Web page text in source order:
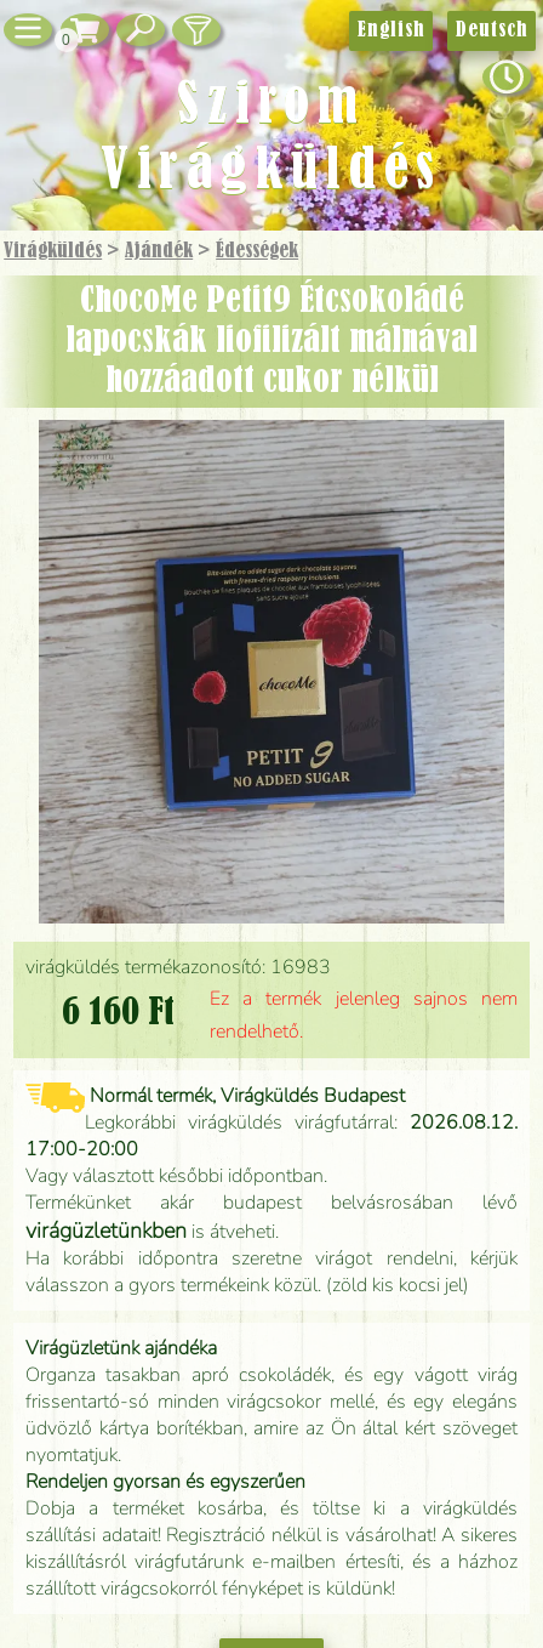
0
Virágküldés >Ajándék > Édességek
chocoMe Petit9 Étcsokoládé
lapocskák liofilizált málnával
hozzáadott cukor nélkül
virágküldés termékazonosító: 16983
6 160 Ft
Ez a termék jelenleg sajnos nem
rendelhető.
Normál termék, Virágküldés Budapest
Legkorábbi virágküldés virágfutárral: 2026.08.12.
17:00-20:00
Vagy választott későbbi időpontban.
Termékünket akár budapest belvásrosában lévő
virágüzletünkben is átveheti.
Ha korábbi időpontra szeretne virágot rendelni, kérjük
válasszon a gyors termékeink közül. (zöld kis kocsi jel)
Virágüzletünk ajándéka
Organza tasakban apró csokoládék, és egy vágott virág
frissentartó-só minden virágcsokor mellé, és egy elegáns
üdvözlő kártya borítékban, amire az Ön által kért szöveget
nyomtatjuk.
Rendeljen gyorsan és egyszerűen
Dobja a terméket kosárba, és töltse ki a virágküldés
szállítási adatait! Regisztráció nélkül is vásárolhat! A sikeres
kiszállításról virágfutárunk e-mailben értesíti, és a házhoz
szállított virágcsokorról fényképet is küldünk!
English Deutsch
Szirom
Virágküldés